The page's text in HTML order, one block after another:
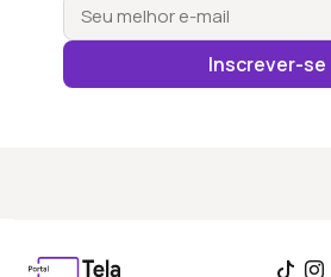
Inscrever-se